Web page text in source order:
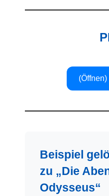
Beispiel
zu „Die
Odysseus“